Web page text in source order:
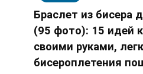
Браслет из бисера
(95 фото): 15 идей
своими руками,
бисероплетения